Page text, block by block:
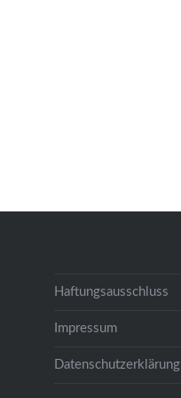
Haftungsausschluss
Impressum
Datenschutzerklärung